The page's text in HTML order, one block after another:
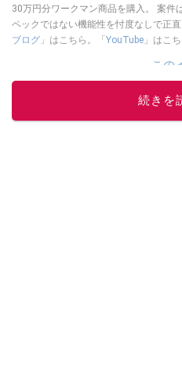
30万円分ワークマン商品を購入。 案件
ペックではない機能性を忖度なしで正
ブログ 」はこちら。「YouTube 」はこち
この
続きを